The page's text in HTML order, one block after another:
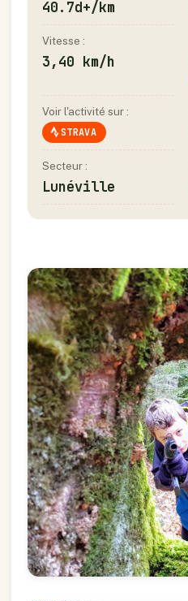
40.7d+/km
Vitesse :
3,40 km/h
Voir l'activité sur :
STRAVA
Secteur :
Lunéville